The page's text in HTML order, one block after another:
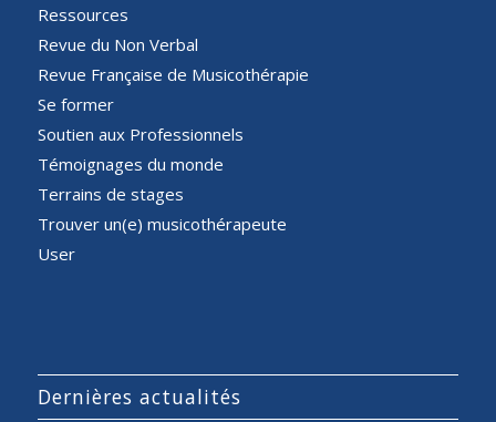
Ressources
Revue du Non Verbal
Revue Française de Musicothérapie
Se former
Soutien aux Professionnels
Témoignages du monde
Terrains de stages
Trouver un(e) musicothérapeute
User
Dernières actualités